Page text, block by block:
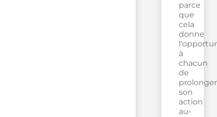
parce
que
cela
donne
à
chacun
de
prolonger
son
action
au-